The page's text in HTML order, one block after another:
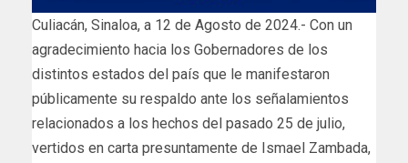
Culiacán, Sinaloa, a 12 de Agosto de 2024.- Con un
agradecimiento hacia los Gobernadores de los
distintos estados del país que le manifestaron
públicamente su respaldo ante los señalamientos
relacionados a los hechos del pasado 25 de julio,
vertidos en carta presuntamente de Ismael Zambada,